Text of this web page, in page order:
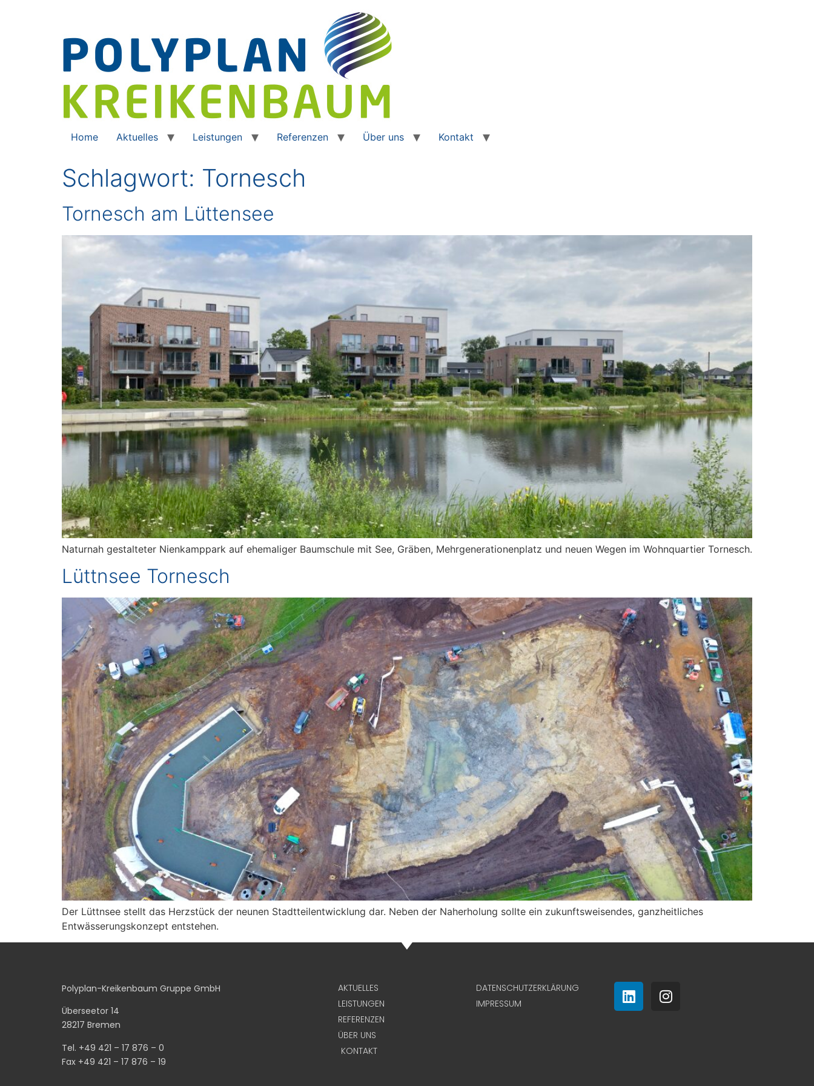
Home Aktuelles Leistungen Referenzen Über uns Kontakt
Schlagwort: Tornesch
Tornesch am Lüttensee
Naturnah gestalteter Nienkamppark auf ehemaliger Baumschule mit See, Gräben, Mehrgenerationenplatz und neuen Wegen im Wohnquartier Tornesch.
Lüttnsee Tornesch
Der Lüttnsee stellt das Herzstück der neunen Stadtteilentwicklung dar. Neben der Naherholung sollte ein zukunftsweisendes, ganzheitliches
Entwässerungskonzept entstehen.
Polyplan-Kreikenbaum Gruppe GmbH
Überseetor 14
28217 Bremen
Tel. +49 421 – 17 876 – 0
Fax +49 421 – 17 876 – 19
AKTUELLES
LEISTUNGEN
REFERENZEN
ÜBER UNS
KONTAKT
DATENSCHUTZERKLÄRUNG
IMPRESSUM